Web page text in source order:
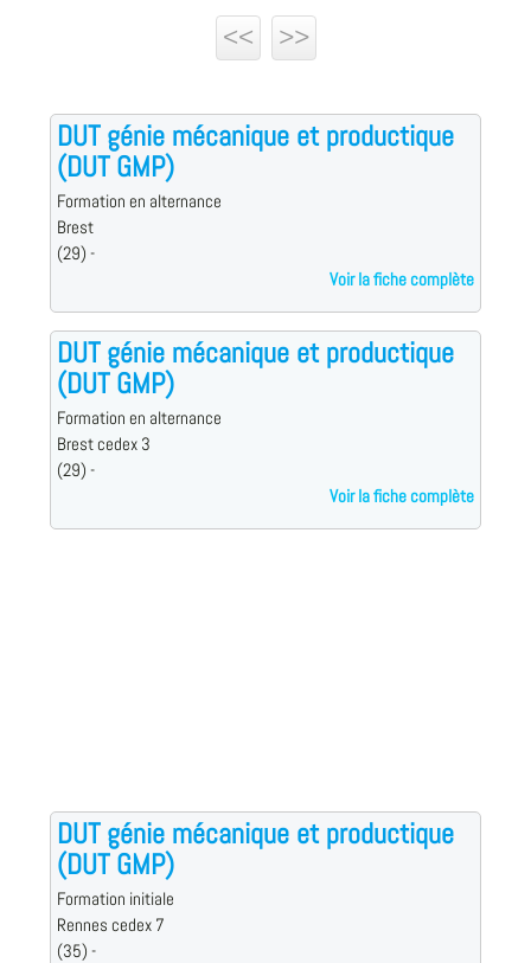
<<
>>
DUT génie mécanique et productique
(DUT GMP)
Formation en alternance
Brest
(29) -
Voir la fiche complète
DUT génie mécanique et productique
(DUT GMP)
Formation en alternance
Brest cedex 3
(29) -
Voir la fiche complète
DUT génie mécanique et productique
(DUT GMP)
Formation initiale
Rennes cedex 7
(35) -